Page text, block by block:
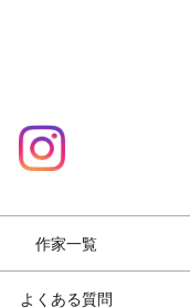
作家一覧
よくある質問